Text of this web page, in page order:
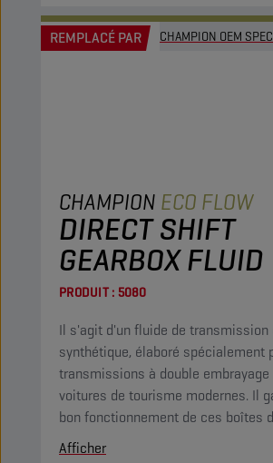
REMPLACÉ PAR CHAMPION OEM
CHAMPION ECO FLOW
DIRECT SHIFT
GEARBOX FLUID
PRODUIT : 5080
Il s'agit d'un fluide de
synthétique, élaboré spécialement
transmissions à double embrayage
voitures de tourisme modernes. Il
bon fonctionnement de ces boîtes
Afficher